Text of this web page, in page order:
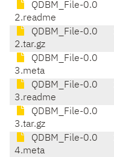
QDBM_File-0.0
2.readme
QDBM_File-0.0
2.tar.gz
QDBM_File-0.0
3.meta
QDBM_File-0.0
3.readme
QDBM_File-0.0
3.tar.gz
QDBM_File-0.0
4.meta